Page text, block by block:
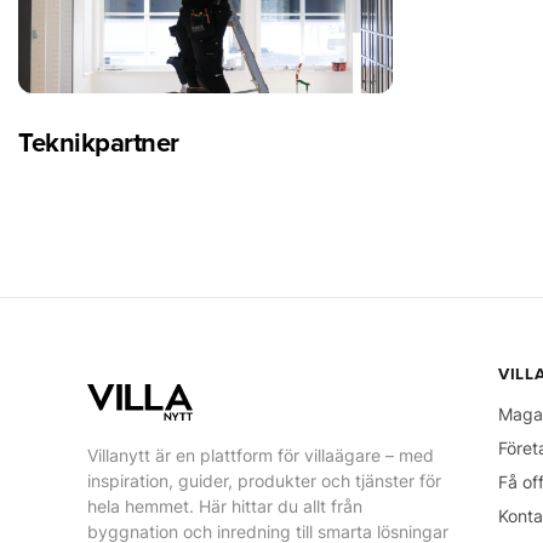
Teknikpartner
Villanytt är en plattform för villaägare – med
inspiration, guider, produkter och tjänster för
hela hemmet. Här hittar du allt från
byggnation och inredning till smarta lösningar
Få